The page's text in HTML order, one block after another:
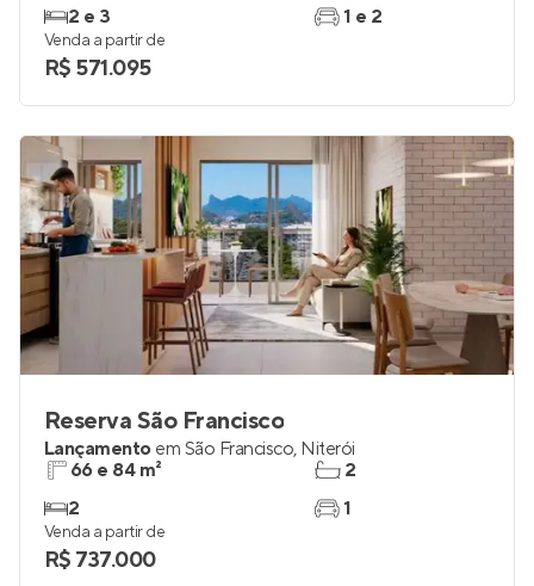
2 e 3
1 e 2
Venda a partir de
R$ 571.095
Reserva São Francisco
Lançamento em São Francisco, Niterói
66 e 84 m²
2
2
1
Venda a partir de
R$ 737.000